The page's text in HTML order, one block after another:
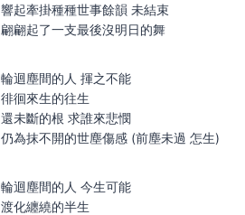
響起牽掛種種世事餘韻 未結束
翩翩起了一支最後沒明日的舞
輪迴塵間的人 揮之不能
徘徊來生的往生
還未斷的根 求誰來悲憫
仍為抹不開的世塵傷感 (前塵未過 怎生)
輪迴塵間的人 今生可能
渡化纏繞的半生